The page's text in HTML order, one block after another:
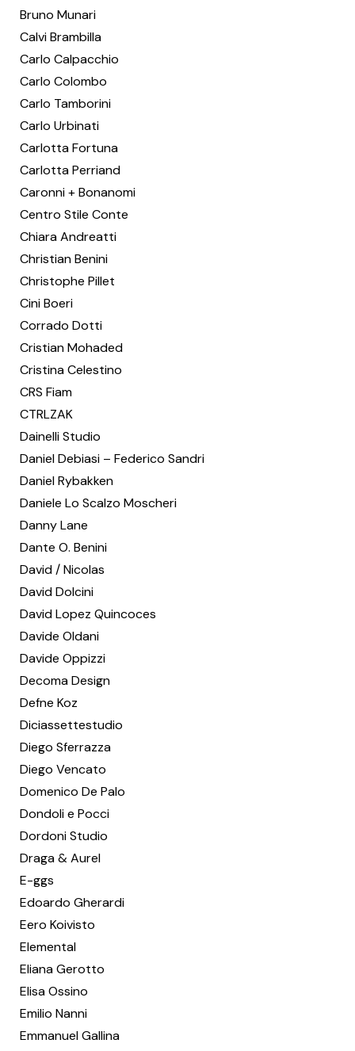
Bruno Munari
Calvi Brambilla
Carlo Calpacchio
Carlo Colombo
Carlo Tamborini
Carlo Urbinati
Carlotta Fortuna
Carlotta Perriand
Caronni + Bonanomi
Centro Stile Conte
Chiara Andreatti
Christian Benini
Christophe Pillet
Cini Boeri
Corrado Dotti
Cristian Mohaded
Cristina Celestino
CRS Fiam
CTRLZAK
Dainelli Studio
Daniel Debiasi – Federico Sandri
Daniel Rybakken
Daniele Lo Scalzo Moscheri
Danny Lane
Dante O. Benini
David / Nicolas
David Dolcini
David Lopez Quincoces
Davide Oldani
Davide Oppizzi
Decoma Design
Defne Koz
Diciassettestudio
Diego Sferrazza
Diego Vencato
Domenico De Palo
Dondoli e Pocci
Dordoni Studio
Draga & Aurel
E-ggs
Edoardo Gherardi
Eero Koivisto
Elemental
Eliana Gerotto
Elisa Ossino
Emilio Nanni
Emmanuel Gallina